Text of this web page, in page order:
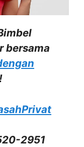
bersama
!
2951